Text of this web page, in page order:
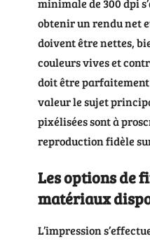
minimale de 300 dpi
obtenir un rendu net
doivent être nettes,
couleurs vives et
doit être
valeur le sujet
pixélisées sont à
reproduction fidèle
Les options de
matériaux
L’impression